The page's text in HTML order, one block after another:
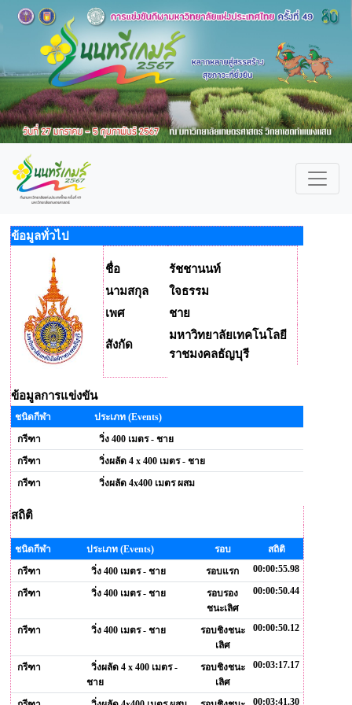
ข้อมูลทั่วไป
ชื่อ
รัชชานนท์
นามสกุล
ใจธรรม
เพศ
ชาย
สังกัด
มหาวิทยาลัยเทคโนโลยี
ราชมงคลธัญบุรี
ข้อมูลการแข่งขัน
ชนิดกีฬา
ประเภท (Events)
กรีฑา
วิ่ง 400 เมตร - ชาย
กรีฑา
วิ่งผลัด 4 x 400 เมตร - ชาย
กรีฑา
วิ่งผลัด 4x400 เมตร ผสม
สถิติ
ชนิดกีฬา ประเภท (Events) รอบ
สถิติ
กรีฑา
วิ่ง 400 เมตร - ชาย รอบแรก 00:00:55.98
กรีฑา วิ่ง 400 เมตร - ชาย
รอบรอง
ชนะเลิศ
00:00:50.44
กรีฑา วิ่ง 400 เมตร - ชาย
รอบชิงชนะ
เลิศ
00:00:50.12
กรีฑา
วิ่งผลัด 4 x 400 เมตร -
ชาย
รอบชิงชนะ
เลิศ
00:03:17.17
00:03:41.30